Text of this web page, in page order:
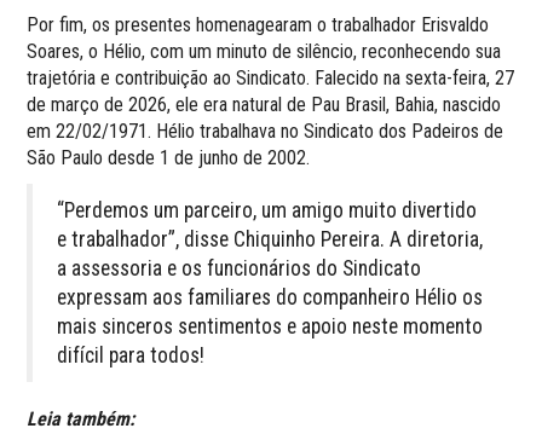
Por fim, os presentes homenagearam o trabalhador Erisvaldo
Soares, o Hélio, com um minuto de silêncio, reconhecendo sua
trajetória e contribuição ao Sindicato. Falecido na sexta-feira, 27
de março de 2026, ele era natural de Pau Brasil, Bahia, nascido
em 22/02/1971. Hélio trabalhava no Sindicato dos Padeiros de
São Paulo desde 1 de junho de 2002.
“Perdemos um parceiro, um amigo muito divertido
e trabalhador”, disse Chiquinho Pereira. A diretoria,
a assessoria e os funcionários do Sindicato
expressam aos familiares do companheiro Hélio os
mais sinceros sentimentos e apoio neste momento
difícil para todos!
Leia também: